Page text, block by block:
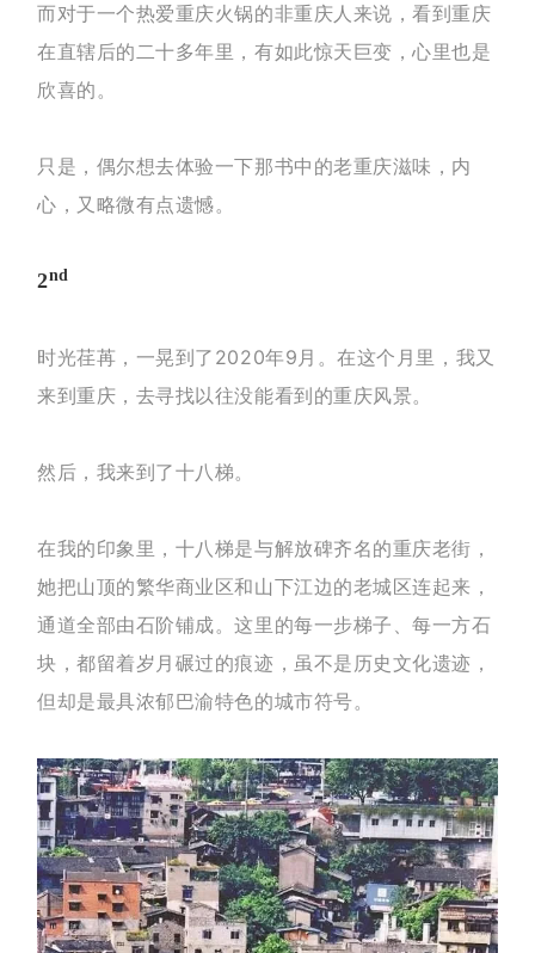
而对于一个热爱重庆火锅的非重庆人来说，看到重庆
在直辖后的二十多年里，有如此惊天巨变，心里也是
欣喜的。
只是，偶尔想去体验一下那书中的老重庆滋味，内
心，又略微有点遗憾。
2nd
时光荏苒，一晃到了2020年9月。在这个月里，我又
来到重庆，去寻找以往没能看到的重庆风景。
然后，我来到了十八梯。
在我的印象里， 十八梯是与解放碑齐名的重庆老街，
她把山顶的繁华商业区和山下江边的老城区连起来，
通道全部由石阶铺成。这里的每一步梯子、每一方石
块，都留着岁月碾过的痕迹，虽不是历史文化遗迹，
但却是最具浓郁巴渝特色的城市符号。